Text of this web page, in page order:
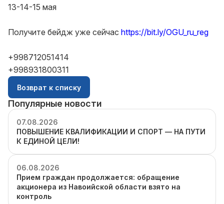
13-14-15 мая
Получите бейдж уже сейчас https://bit.ly/OGU_ru_reg
+998712051414
+998931800311
Возврат к списку
Популярные новости
07.08.2026
ПОВЫШЕНИЕ КВАЛИФИКАЦИИ И СПОРТ — НА ПУТИ
К ЕДИНОЙ ЦЕЛИ!
06.08.2026
Прием граждан продолжается: обращение
акционера из Навоийской области взято на
контроль